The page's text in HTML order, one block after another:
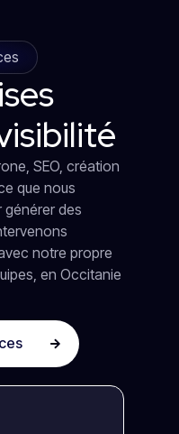
SEO, création
que nous
des
notre propre
en Occitanie